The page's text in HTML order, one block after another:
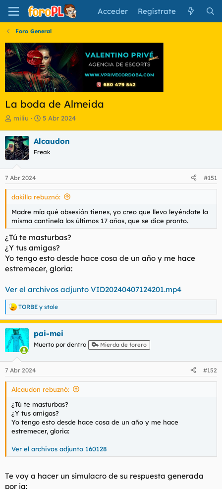
Acceder Regístrate
Foro General
La boda de Almeida
I
i
c
i
a
d
o
r
d
l
t
e
m
miliu
F
h
a
e
n
i
i
o
5 Abr 2024
Alcaudon
Freak
7 Abr 2024 #151
dakilla rebuznó:
Madre mía qué obsesión tienes, yo creo que llevo leyéndote la
misma cantinela los últimos 17 años, que se dice pronto.
¿Tú te masturbas?
¿Y tus amigas?
Yo tengo esto desde hace cosa de un año y me hace
estremecer, gloria:
Ver el archivos adjunto VID20240407124201.mp4
R
e
a
c
c
i
e
s
TORBE y stole
pai-mei
Muerto por dentro Mierda de forero
7 Abr 2024 #152
Alcaudon rebuznó:
¿Tú te masturbas?
¿Y tus amigas?
Yo tengo esto desde hace cosa de un año y me hace
estremecer, gloria:
Ver el archivos adjunto 160128
Te voy a hacer un simulacro de su respuesta generada
por ia: